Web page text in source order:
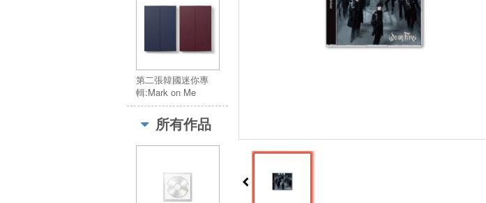
Me (Mini CD-R Ver.)
第二張韓國迷你專
輯:Mark on Me
(TAME ME Ver.)／
2nd KR Mini
Alnum:Mark on Me
(TAME ME Ver.)
所有作品